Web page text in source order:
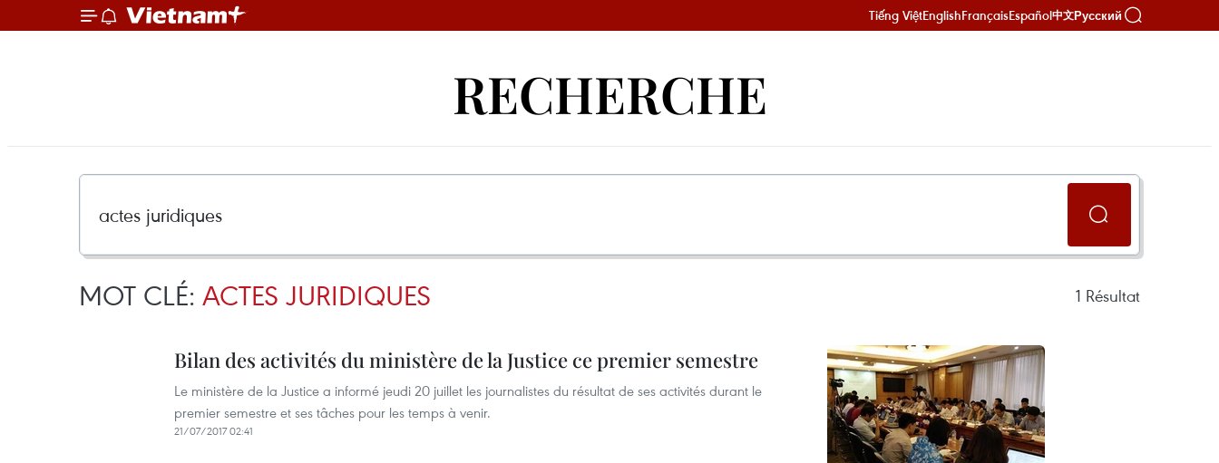
Tiếng ViệtEnglishFrançaisEspañol中文Русский
RECHERCHE
MOT CLÉ: ACTES JURIDIQUES 1 Résultat
Bilan des activités du ministère de la Justice ce premier semestre
Le ministère de la Justice a informé jeudi 20 juillet les journalistes du résultat de ses activités durant le
premier semestre et ses tâches pour les temps à venir.
21/07/2017 02:41